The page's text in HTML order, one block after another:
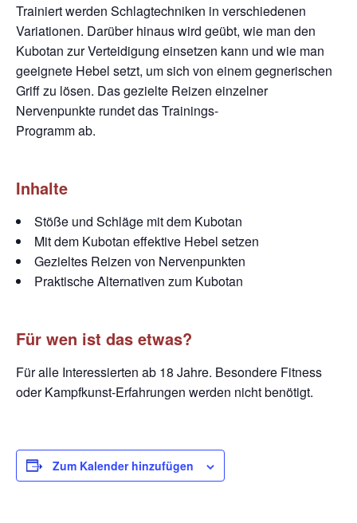
Trainiert werden Schlagtechniken in verschiedenen
Variationen. Darüber hinaus wird geübt, wie man den
Kubotan zur Verteidigung einsetzen kann und wie man
geeignete Hebel setzt, um sich von einemgegnerischen
Griff zu lösen. Das gezielte Reizen einzelner
Nervenpunkte rundet das Trainings-
Programm ab.
Inhalte
Stöße und Schläge mit dem Kubotan
Mit dem Kubotan effektive Hebel setzen
Gezieltes Reizen von Nervenpunkten
Praktische Alternativen zum Kubotan
Für wen ist das etwas?
Für alle Interessierten ab 18 Jahre. Besondere Fitness
oder Kampfkunst-Erfahrungen werden nichtbenötigt.
Zum Kalender hinzufügen